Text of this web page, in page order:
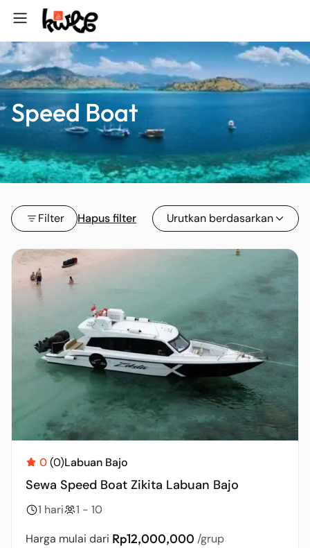
Speed Boat
Filter Hapus filter Urutkan berdasarkan
0(0)Labuan Bajo
Sewa Speed Boat Zikita Labuan Bajo
1 hari
1 - 10
Harga mulai dari Rp12,000,000 /grup